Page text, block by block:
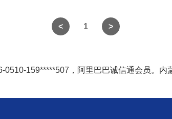
1
159*****507，阿里巴巴诚信通会员。